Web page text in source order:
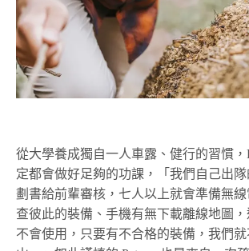
從大學養成獨自一人車露、健行的習慣，
定都會做好足夠的功課，「我們自己出
劃書給前輩審核，七人以上就會準備無
查彼此的裝備、手機有無下載離線地圖
不會使用，只要有不合格的裝備，我們